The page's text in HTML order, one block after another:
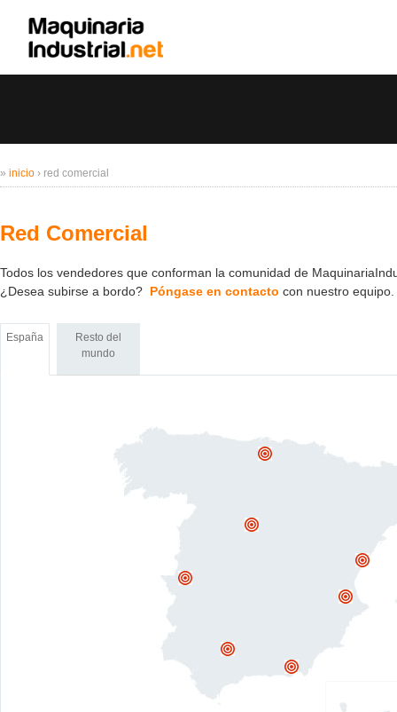
» inicio › red comercial
Red Comercial
Todos los vendedores que conforman la comunidad de
¿Desea subirse a bordo? Póngase en contacto con nuestro equipo.
España
Resto del
mundo